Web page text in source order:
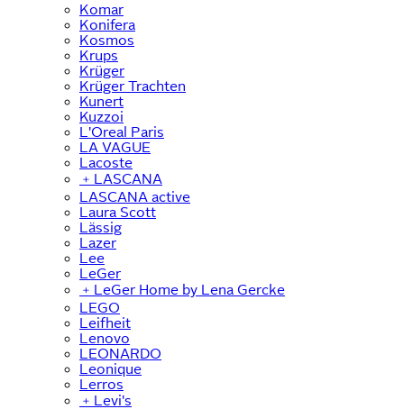
Komar
Konifera
Kosmos
Krups
Krüger
Krüger Trachten
Kunert
Kuzzoi
L'Oreal Paris
LA VAGUE
Lacoste
﹢ LASCANA
LASCANA active
Laura Scott
Lässig
Lazer
Lee
LeGer
﹢ LeGer Home by Lena Gercke
LEGO
Leifheit
Lenovo
LEONARDO
Leonique
Lerros
﹢ Levi's